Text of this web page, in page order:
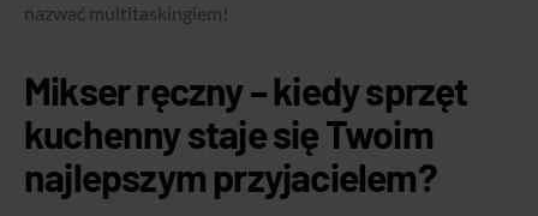
nazwać multitaskingiem!
Mikser ręczny – kiedy sprzęt
kuchenny staje się Twoim
najlepszym przyjacielem?